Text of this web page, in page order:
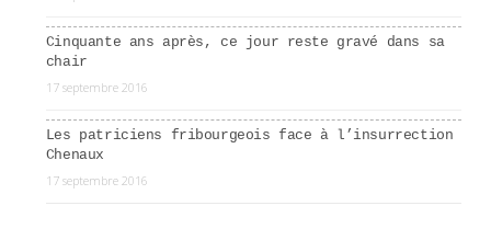
Cinquante ans après, ce jour reste gravé dans sa
chair
17 septembre 2016
Les patriciens fribourgeois face à l’insurrection
Chenaux
17 septembre 2016